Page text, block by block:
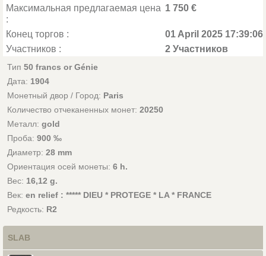
Максимальная предлагаемая цена
:
1 750 €
Конец торгов :
01 April 2025 17:39:06
Участников :
2 Участников
Тип 50 francs or Génie
Дата: 1904
Монетный двор / Город: Paris
Количество отчеканенных монет: 20250
Металл: gold
Проба: 900 ‰
Диаметр: 28 mm
Ориентация осей монеты: 6 h.
Вес: 16,12 g.
Век: en relief : ***** DIEU * PROTEGE * LA * FRANCE
Редкость: R2
SLAB